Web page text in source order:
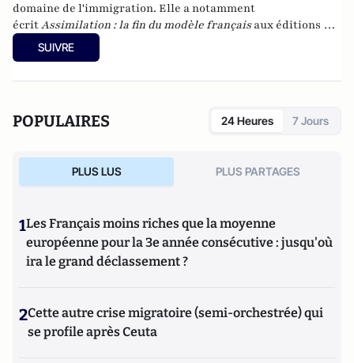
domaine de l'immigration. Elle a notamment
écritAssimilation : la fin du modèle français aux éditions du
Toucan (2013). Son dernier ouvrage
et souci de la vérité
SUIVRE
POPULAIRES 24 Heures 7 Jours
PLUS LUS PLUS PARTAGES
1Les Français moins riches que la moyenne
européenne pour la 3e année consécutive : jusqu'où
ira le grand déclassement ?
2Cette autre crise migratoire (semi-orchestrée) qui
se profile après Ceuta